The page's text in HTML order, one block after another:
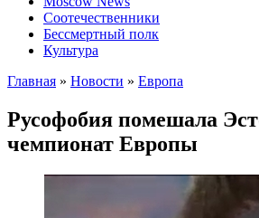
Соотечественники
Бессмертный полк
Культура
Главная » Новости » Европа
Русофобия помешала
чемпионат Европы